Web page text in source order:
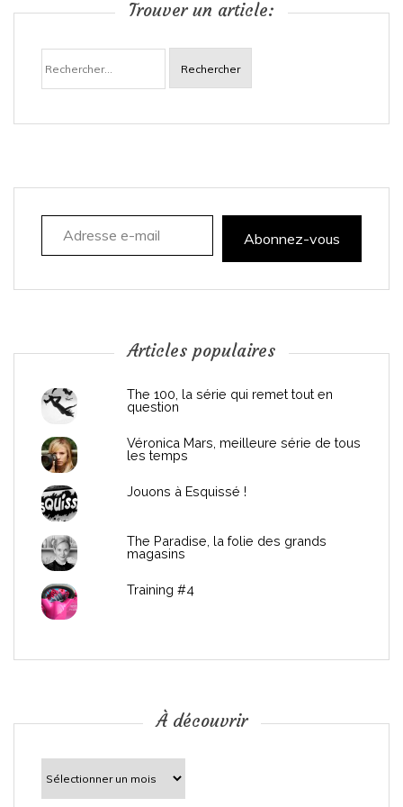
i
a
n
c
Trouver un article:
Rechercher :
Adresse e-mail
Abonnez-vous
Articles populaires
The 100, la série qui remet tout en
question
Véronica Mars, meilleure série de tous
les temps
Jouons à Esquissé !
The Paradise, la folie des grands
magasins
Training #4
À découvrir
découvrir